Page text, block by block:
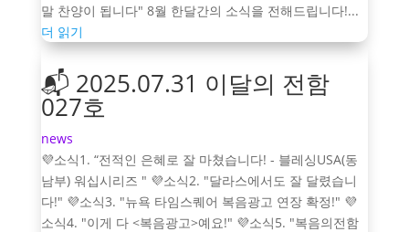
말 찬양이 됩니다" 8월 한달간의 소식을 전해드립니다!...
더 읽기
📬 2025.07.31 이달의 전함
027호
news
💜소식1. “전적인 은혜로 잘 마쳤습니다! - 블레싱USA(동
남부) 워십시리즈 " 💜소식2. "달라스에서도 잘 달렸습니
다!" 💜소식3. "뉴욕 타임스퀘어 복음광고 연장 확정!" 💜
소식4. "이게 다 <복음광고>예요!" 💜소식5. "복음의전함